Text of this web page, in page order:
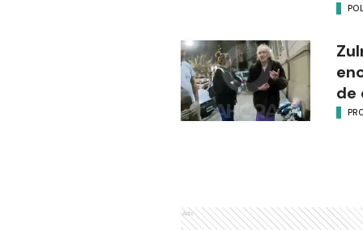
de
Ads